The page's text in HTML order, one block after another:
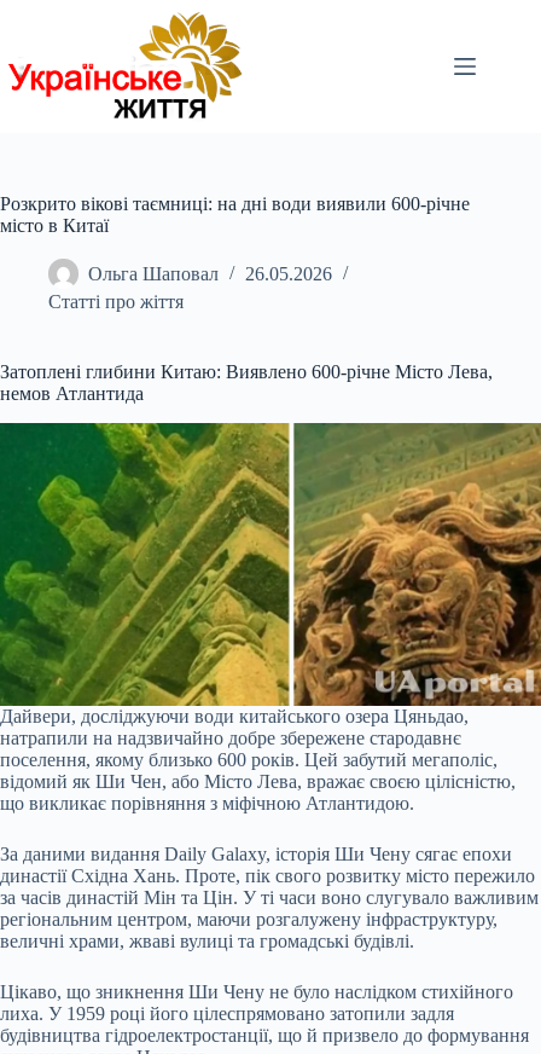
Розкрито вікові таємниці: на дні води виявили 600-річне
місто в Китаї
Ольга Шаповал
26.05.2026
Статті про жіття
Затоплені глибини Китаю: Виявлено 600-річне Місто Лева,
немов Атлантида
Дайвери, досліджуючи води китайського озера Цяньдао,
натрапили на надзвичайно добре збережене стародавнє
поселення, якому близько 600 років. Цей забутий мегаполіс,
відомий як Ши Чен, або Місто Лева, вражає своєю цілісністю,
що викликає порівняння з міфічною Атлантидою.
За даними видання Daily Galaxy, історія Ши Чену сягає епохи
династії Східна Хань. Проте, пік свого розвитку місто пережило
за часів династій Мін та Цін. У ті часи воно слугувало важливим
регіональним центром, маючи розгалужену інфраструктуру,
величні храми, жваві вулиці та громадські будівлі.
Цікаво, що зникнення Ши Чену не було наслідком стихійного
лиха. У 1959 році його цілеспрямовано затопили задля
будівництва гідроелектростанції, що й призвело до формування